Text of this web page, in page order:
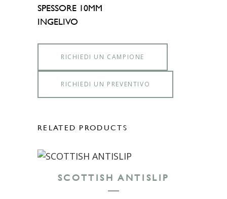
SPESSORE 10MM
INGELIVO
RICHIEDI UN CAMPIONE
RICHIEDI UN PREVENTIVO
RELATED PRODUCTS
SCOTTISH ANTISLIP